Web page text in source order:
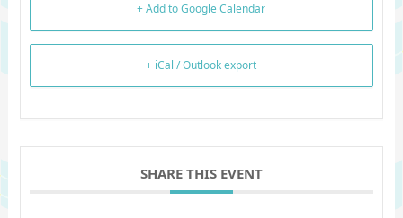
+ Add to Google Calendar
+ iCal / Outlook export
SHARE THIS EVENT